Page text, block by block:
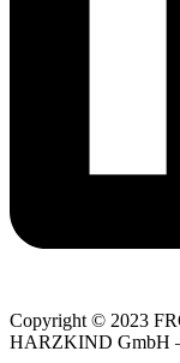
Copyright © 2023
HARZKIND GmbH